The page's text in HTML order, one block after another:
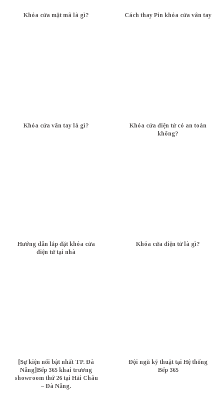
Khóa cửa mật mã là gì? Cách thay Pin khóa cửa vân tay
Khóa cửa vân tay là gì?
Khóa cửa điện tử có an toàn
không?
Hướng dẫn lắp đặt khóa cửa
điện tử tại nhà
Khóa cửa điện tử là gì?
[Sự kiện nổi bật nhất TP. Đà
Nẵng]Bếp 365 khai trương
showroom thứ 26 tại Hải Châu
– Đà Nẵng.
Đội ngũ kỹ thuật tại Hệ thống
Bếp 365